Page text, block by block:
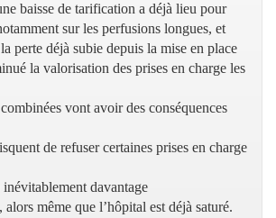
baisse de tarification a déjà lieu pour
sur les perfusions longues, et
perte déjà subie depuis la mise en place
la valorisation des prises en charge les
vont avoir des conséquences
de refuser certaines prises en charge
davantage
alors même que l’hôpital est déjà saturé.